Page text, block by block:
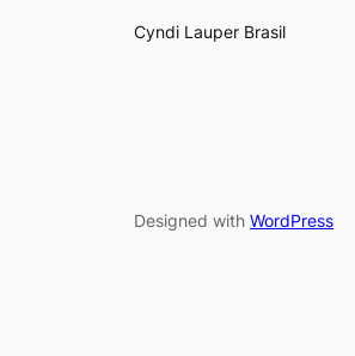
Cyndi Lauper Brasil
Designed with WordPress